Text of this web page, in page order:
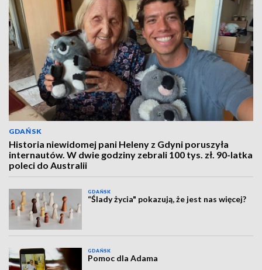
GDAŃSK
Historia niewidomej pani Heleny z Gdyni poruszyła
internautów. W dwie godziny zebrali 100 tys. zł. 90-latka
poleci do Australii
GDAŃSK
“Ślady życia" pokazują, że jest nas więcej?
GDAŃSK
Pomoc dla Adama